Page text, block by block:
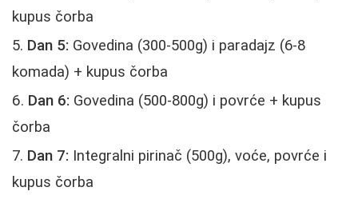
kupus čorba
Dan 5: Govedina (300-500g) i paradajz (6-8
komada) + kupus čorba
Dan 6: Govedina (500-800g) i povrće + kupus
čorba
Dan 7: Integralni pirinač (500g), voće, povrće i
kupus čorba